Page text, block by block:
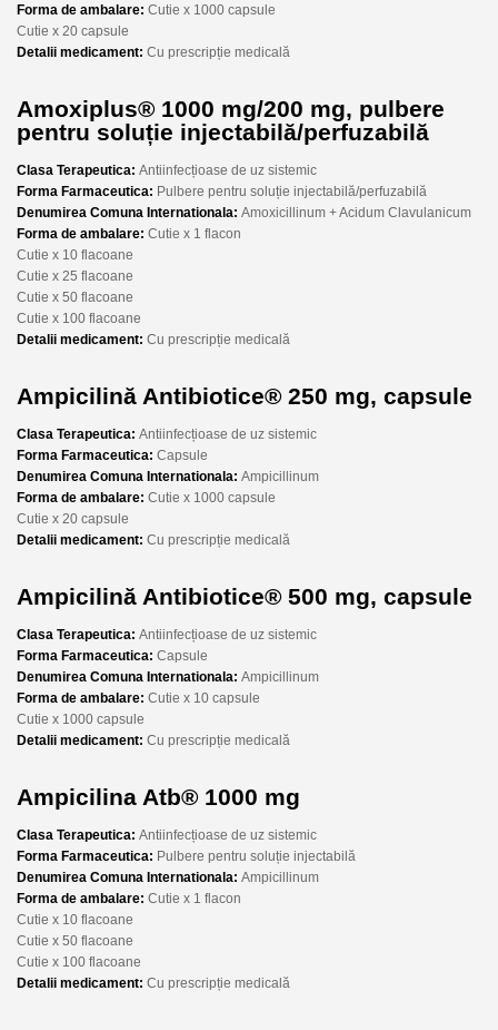
Forma de ambalare: Cutie x 1000 capsule
Cutie x 20 capsule
Detalii medicament: Cu prescripție medicală
Amoxiplus® 1000 mg/200 mg, pulbere
pentru soluție injectabilă/perfuzabilă
Clasa Terapeutica: Antiinfecțioase de uz sistemic
Forma Farmaceutica: Pulbere pentru soluție injectabilă/perfuzabilă
Denumirea Comuna Internationala: Amoxicillinum + Acidum Clavulanicum
Forma de ambalare: Cutie x 1 flacon
Cutie x 10 flacoane
Cutie x 25 flacoane
Cutie x 50 flacoane
Cutie x 100 flacoane
Detalii medicament: Cu prescripție medicală
Ampicilină Antibiotice® 250 mg, capsule
Clasa Terapeutica: Antiinfecțioase de uz sistemic
Forma Farmaceutica: Capsule
Denumirea Comuna Internationala: Ampicillinum
Forma de ambalare: Cutie x 1000 capsule
Cutie x 20 capsule
Detalii medicament: Cu prescripție medicală
Ampicilină Antibiotice® 500 mg, capsule
Clasa Terapeutica: Antiinfecțioase de uz sistemic
Forma Farmaceutica: Capsule
Denumirea Comuna Internationala: Ampicillinum
Forma de ambalare: Cutie x 10 capsule
Cutie x 1000 capsule
Detalii medicament: Cu prescripție medicală
Ampicilina Atb® 1000 mg
Clasa Terapeutica: Antiinfecțioase de uz sistemic
Forma Farmaceutica: Pulbere pentru soluție injectabilă
Denumirea Comuna Internationala: Ampicillinum
Forma de ambalare: Cutie x 1 flacon
Cutie x 10 flacoane
Cutie x 50 flacoane
Cutie x 100 flacoane
Detalii medicament: Cu prescripție medicală